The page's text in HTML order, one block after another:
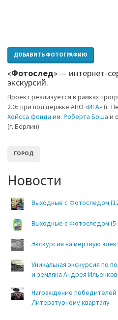
ДОБАВИТЬ ФОТОГРАФИЮ
«Фотослед» — интернет-
экскурсий.
Проект реализуется в рамках
2.0» при поддержке АНО «ИГА» (г.
Хойсса фонда им. Роберта Боша и
(г. Берлин).
ГОРОД
Новости
Выходные с Фотоследом
Выходные с Фотоследом
Экскурсия на мертвую
Уникальная экскурсия по
и земляка Андрея
Награждение
Литературному кварталу